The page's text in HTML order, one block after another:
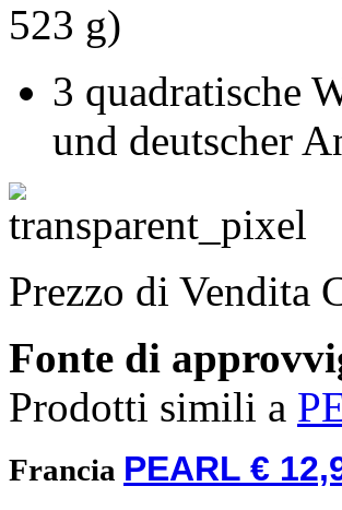
523 g)
3 quadratische
und deutscher
Prezzo di Vendita
Fonte di
Prodotti simili a
Francia PEARL €